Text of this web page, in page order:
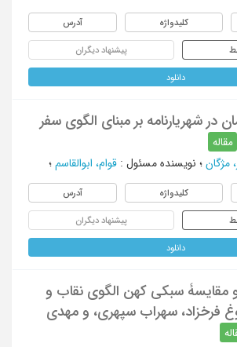
کلیدواژه آدرس
پیشنهاد دیگران
دانلود
در شهریارنامه بر مبنای الگوی سفر
مقاله
مژگان ؛ نویسنده مسئول : قوام، ابوالقاسم ؛
کلیدواژه آدرس
پیشنهاد دیگران
دانلود
مقایسۀ سبکی کهن الگوی نقاب و
فرخزاد، سهراب سپهری، و مهدی